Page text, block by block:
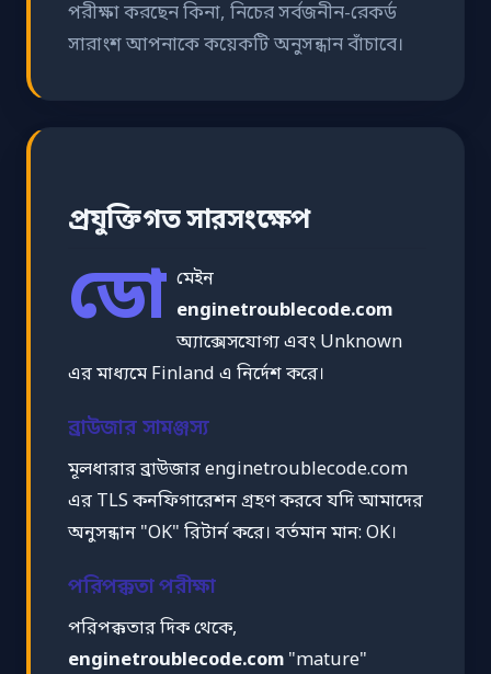
পরীক্ষা করছেন কিনা, নিচের সর্বজনীন-রেকর্ড
সারাংশ আপনাকে কয়েকটি অনুসন্ধান বাঁচাবে।
প্রযুক্তিগত সারসংক্ষেপ
ডো মেইন
enginetroublecode.com
অ্যাক্সেসযোগ্য এবং Unknown
এর মাধ্যমে Finland এ নির্দেশ করে।
ব্রাউজার সামঞ্জস্য
মূলধারার ব্রাউজার enginetroublecode.com
এর TLS কনফিগারেশন গ্রহণ করবে যদি আমাদের
অনুসন্ধান "OK" রিটার্ন করে। বর্তমান মান: OK।
পরিপক্কতা পরীক্ষা
পরিপক্কতার দিক থেকে,
enginetroublecode.com "mature"